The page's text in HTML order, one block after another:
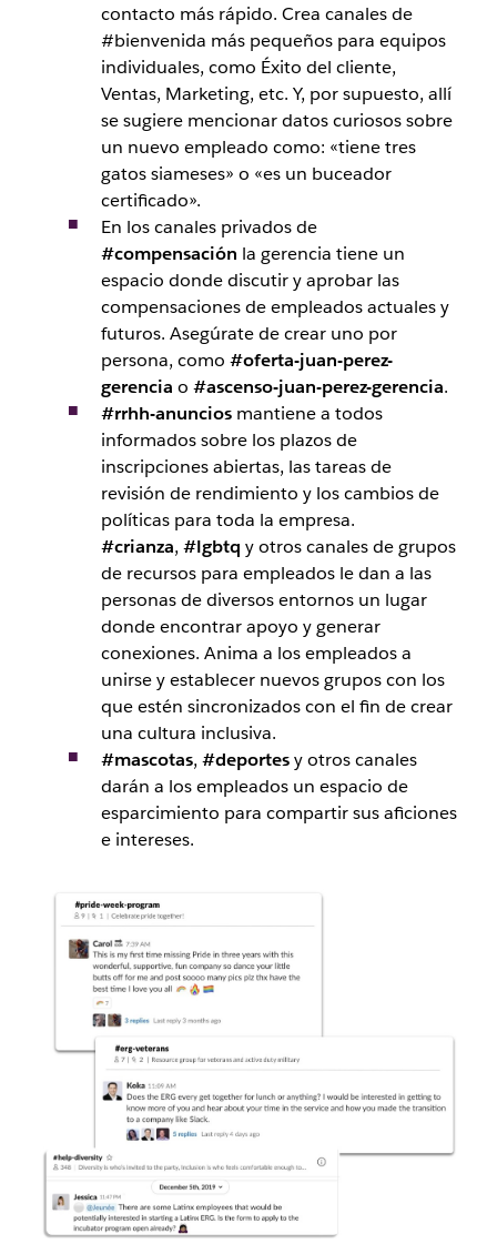
contacto más rápido. Crea canales de
#bienvenida más pequeños para equipos
individuales, como Éxito del cliente,
Ventas, Marketing, etc. Y, por supuesto, allí
se sugiere mencionar datos curiosos sobre
un nuevo empleado como: «tiene tres
gatos siameses» o «es un buceador
certificado».
En los canales privados de
#compensación la gerencia tiene un
espacio donde discutir y aprobar las
compensaciones de empleados actuales y
futuros. Asegúrate de crear uno por
persona, como #oferta-juan-perez-
gerencia o #ascenso-juan-perez-gerencia.
#rrhh-anunciosmantiene a todos
informados sobre los plazos de
inscripciones abiertas, las tareas de
revisión de rendimiento y los cambios de
políticas para toda la empresa.
#crianza, #lgbtq y otros canales de grupos
de recursos para empleados le dan a las
personas de diversos entornos un lugar
donde encontrar apoyo y generar
conexiones. Anima a los empleados a
unirse y establecer nuevos grupos con los
que estén sincronizados con el fin de crear
una cultura inclusiva.
#mascotas, #deportesy otros canales
darán a los empleados un espacio de
esparcimiento para compartir sus aficiones
e intereses.